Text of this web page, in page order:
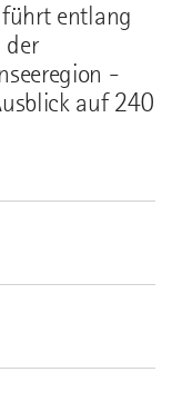
führt entlang
der
-
auf 240